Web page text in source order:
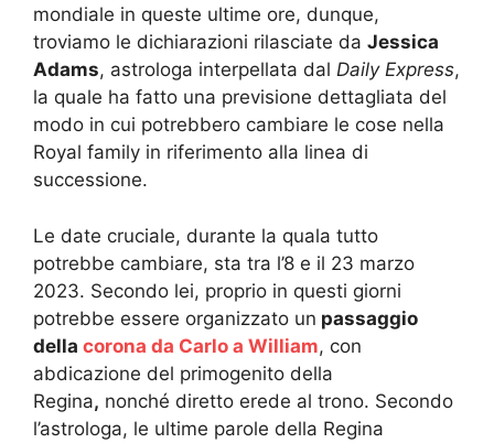
mondiale in queste ultime ore, dunque,
troviamo le dichiarazioni rilasciate da Jessica
Adams, astrologa interpellata dal Daily Express,
la quale ha fatto una previsione dettagliata del
modo in cui potrebbero cambiare le cose nella
Royal family in riferimento alla linea di
successione.
Le date cruciale, durante la quala tutto
potrebbe cambiare, sta tra l’8 e il 23 marzo
2023. Secondo lei, proprio in questi giorni
potrebbe essere organizzato un passaggio
della corona da Carlo a William, con
abdicazione del primogenito della
Regina, nonché diretto erede al trono. Secondo
l’astrologa, le ultime parole della Regina